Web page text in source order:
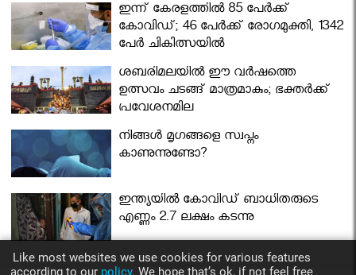
ഇന്ന് കേരളത്തിൽ 85 പേർക്ക്
കോവിഡ്; 46 പേർക്ക് രോഗമുക്തി, 1342
പേർ ചികിത്സയിൽ
ശബരിമലയില്‍ ഈ വർഷത്തെ
ഉത്സവം ചടങ്ങ് മാത്രമാകും; ഭക്തർക്ക്
പ്രവേശനമില്ല
നിങ്ങള്‍ മൃഗങ്ങളെ സ്വപ്നം
കാണുന്നുണ്ടോ?
ഇന്ത്യയിൽ കോവിഡ് ബാധിതരുടെ
എണ്ണം 2.7 ലക്ഷം കടന്നു
Like most websites we use cookies for various features
according to our policy. We hope that’s ok, if not feel free